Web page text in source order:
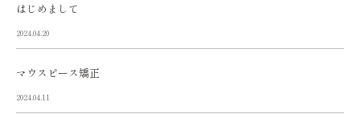
はじめまして
2024.04.20
マウスピース矯正
2024.04.11